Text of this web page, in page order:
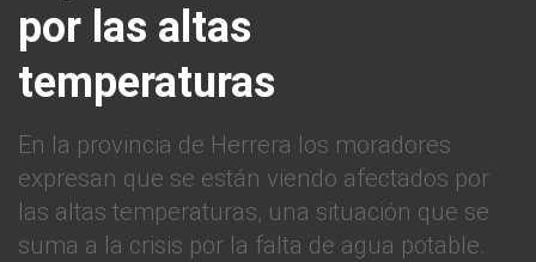
por las altas
temperaturas
En la provincia de Herrera los moradores
expresan que se están viendo afectados por
las altas temperaturas, una situación que se
suma a la crisis por la falta de agua potable.